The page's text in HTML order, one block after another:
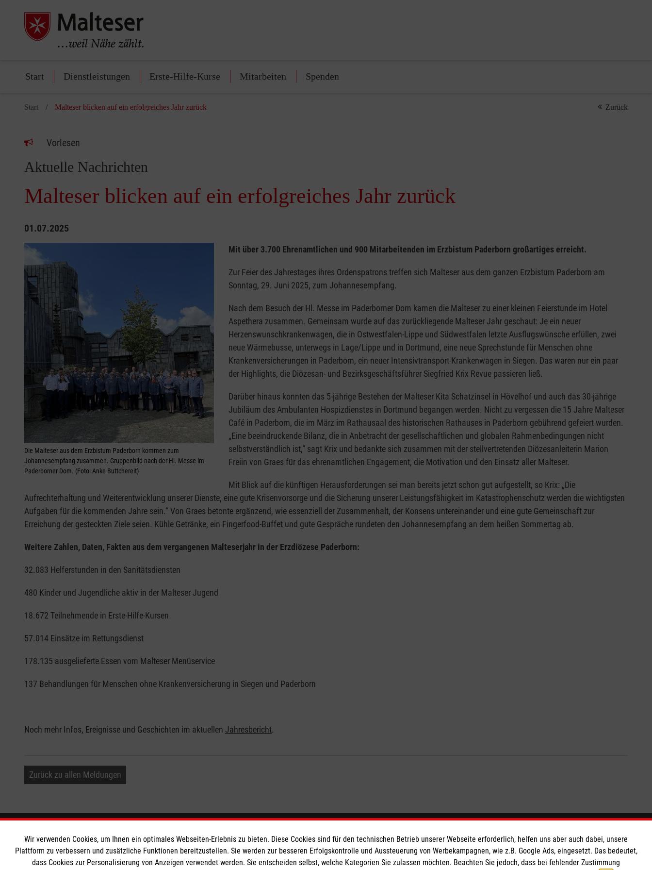
Start Dienstleistungen Erste-Hilfe-Kurse Mitarbeiten Spenden
Start Malteser blicken auf ein erfolgreiches Jahr zurück Zurück
Vorlesen
Aktuelle Nachrichten
Malteser blicken auf ein erfolgreiches Jahr zurück
01.07.2025
Die Malteser aus dem Erzbistum Paderborn kommen zum
Johannesempfang zusammen. Gruppenbild nach der Hl. Messe im
Paderborner Dom. (Foto: Anke Buttchereit)
Mit über 3.700 Ehrenamtlichen und 900 Mitarbeitenden im Erzbistum Paderborn großartiges erreicht.
Zur Feier des Jahrestages ihres Ordenspatrons treffen sich Malteser aus dem ganzen Erzbistum Paderborn am
Sonntag, 29. Juni 2025, zum Johannesempfang.
Nach dem Besuch der Hl. Messe im Paderborner Dom kamen die Malteser zu einer kleinen Feierstunde im Hotel
Aspethera zusammen. Gemeinsam wurde auf das zurückliegende Malteser Jahr geschaut: Je ein neuer
Herzenswunschkrankenwagen, die in Ostwestfalen-Lippe und Südwestfalen letzte Ausflugswünsche erfüllen, zwei
neue Wärmebusse, unterwegs in Lage/Lippe und in Dortmund, eine neue Sprechstunde für Menschen ohne
Krankenversicherungen in Paderborn, ein neuer Intensivtransport-Krankenwagen in Siegen. Das waren nur ein paar
der Highlights, die Diözesan- und Bezirksgeschäftsführer Siegfried Krix Revue passieren ließ.
Darüber hinaus konnten das 5-jährige Bestehen der Malteser Kita Schatzinsel in Hövelhof und auch das 30-jährige
Jubiläum des Ambulanten Hospizdienstes in Dortmund begangen werden. Nicht zu vergessen die 15 Jahre Malteser
Café in Paderborn, die im März im Rathausaal des historischen Rathauses in Paderborn gebührend gefeiert wurden.
„Eine beeindruckende Bilanz, die in Anbetracht der gesellschaftlichen und globalen Rahmenbedingungen nicht
selbstverständlich ist,“ sagt Krix und bedankte sich zusammen mit der stellvertretenden Diözesanleiterin Marion
Freiin von Graes für das ehrenamtlichen Engagement, die Motivation und den Einsatz aller Malteser.
Mit Blick auf die künftigen Herausforderungen sei man bereits jetzt schon gut aufgestellt, so Krix: „Die
Aufrechterhaltung und Weiterentwicklung unserer Dienste, eine gute Krisenvorsorge und die Sicherung unserer Leistungsfähigkeit im Katastrophenschutz werden die wichtigsten
Aufgaben für die kommenden Jahre sein.“ Von Graes betonte ergänzend, wie essenziell der Zusammenhalt, der Konsens untereinander und eine gute Gemeinschaft zur
Erreichung der gesteckten Ziele seien. Kühle Getränke, ein Fingerfood-Buffet und gute Gespräche rundeten den Johannesempfang an dem heißen Sommertag ab.
Weitere Zahlen, Daten, Fakten aus dem vergangenen Malteserjahr in der Erzdiözese Paderborn:
32.083 Helferstunden in den Sanitätsdiensten
480 Kinder und Jugendliche aktiv in der Malteser Jugend
18.672 Teilnehmende in Erste-Hilfe-Kursen
57.014 Einsätze im Rettungsdienst
178.135 ausgelieferte Essen vom Malteser Menüservice
137 Behandlungen für Menschen ohne Krankenversicherung in Siegen und Paderborn
Noch mehr Infos, Ereignisse und Geschichten im aktuellen Jahresbericht.
Zurück zu allen Meldungen
Informationen
Impressum
Die Malteser
Malteser in Deutschland
Spendenkonto
Empfänger: Malteser Hilfsdienst e.V.
So finden Sie uns
Leimbachstraße 10
Wir verwenden Cookies, um Ihnen ein optimales Webseiten-Erlebnis zu bieten. Diese Cookies sind für den technischen Betrieb unserer Webseite erforderlich, helfen uns aber auch dabei, unsere
Plattform zu verbessern und zusätzliche Funktionen bereitzustellen. Sie werden zur besseren Erfolgskontrolle und Aussteuerung von Werbekampagnen, wie z.B. Google Ads, eingesetzt. Das bedeutet,
dass Cookies zur Personalisierung von Anzeigen verwendet werden. Sie entscheiden selbst, welche Kategorien Sie zulassen möchten. Beachten Sie jedoch, dass bei fehlender Zustimmung